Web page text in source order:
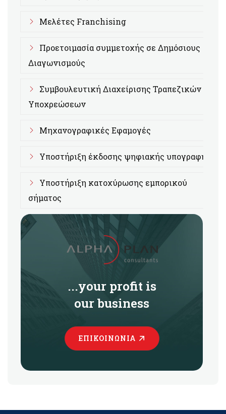
Μελέτες Franchising
Προετοιμασία συμμετοχής σε Δημόσιους
Διαγωνισμούς
Συμβουλευτική Διαχείρισης Τραπεζικών
Υποχρεώσεων
Μηχανογραφικές Εφαμογές
Υποστήριξη έκδοσης ψηφιακής υπογραφής
Υποστήριξη κατοχύρωσης εμπορικού
σήματος
...your profit is
our business
ΕΠΙΚΟΙΝΩΝΊΑ